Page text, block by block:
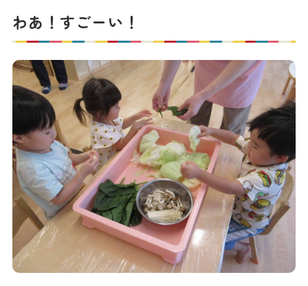
わあ！すごーい！